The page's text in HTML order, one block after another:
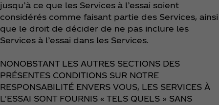
jusqu’à ce que les Services à l’essai soient
considérés comme faisant partie des Services, ainsi
que le droit de décider de ne pas inclure les
Services à l’essai dans les Services.
NONOBSTANT LES AUTRES SECTIONS DES
PRÉSENTES CONDITIONS SUR NOTRE
RESPONSABILITÉ ENVERS VOUS, LES SERVICES À
L’ESSAI SONT FOURNIS « TELS QUELS » SANS